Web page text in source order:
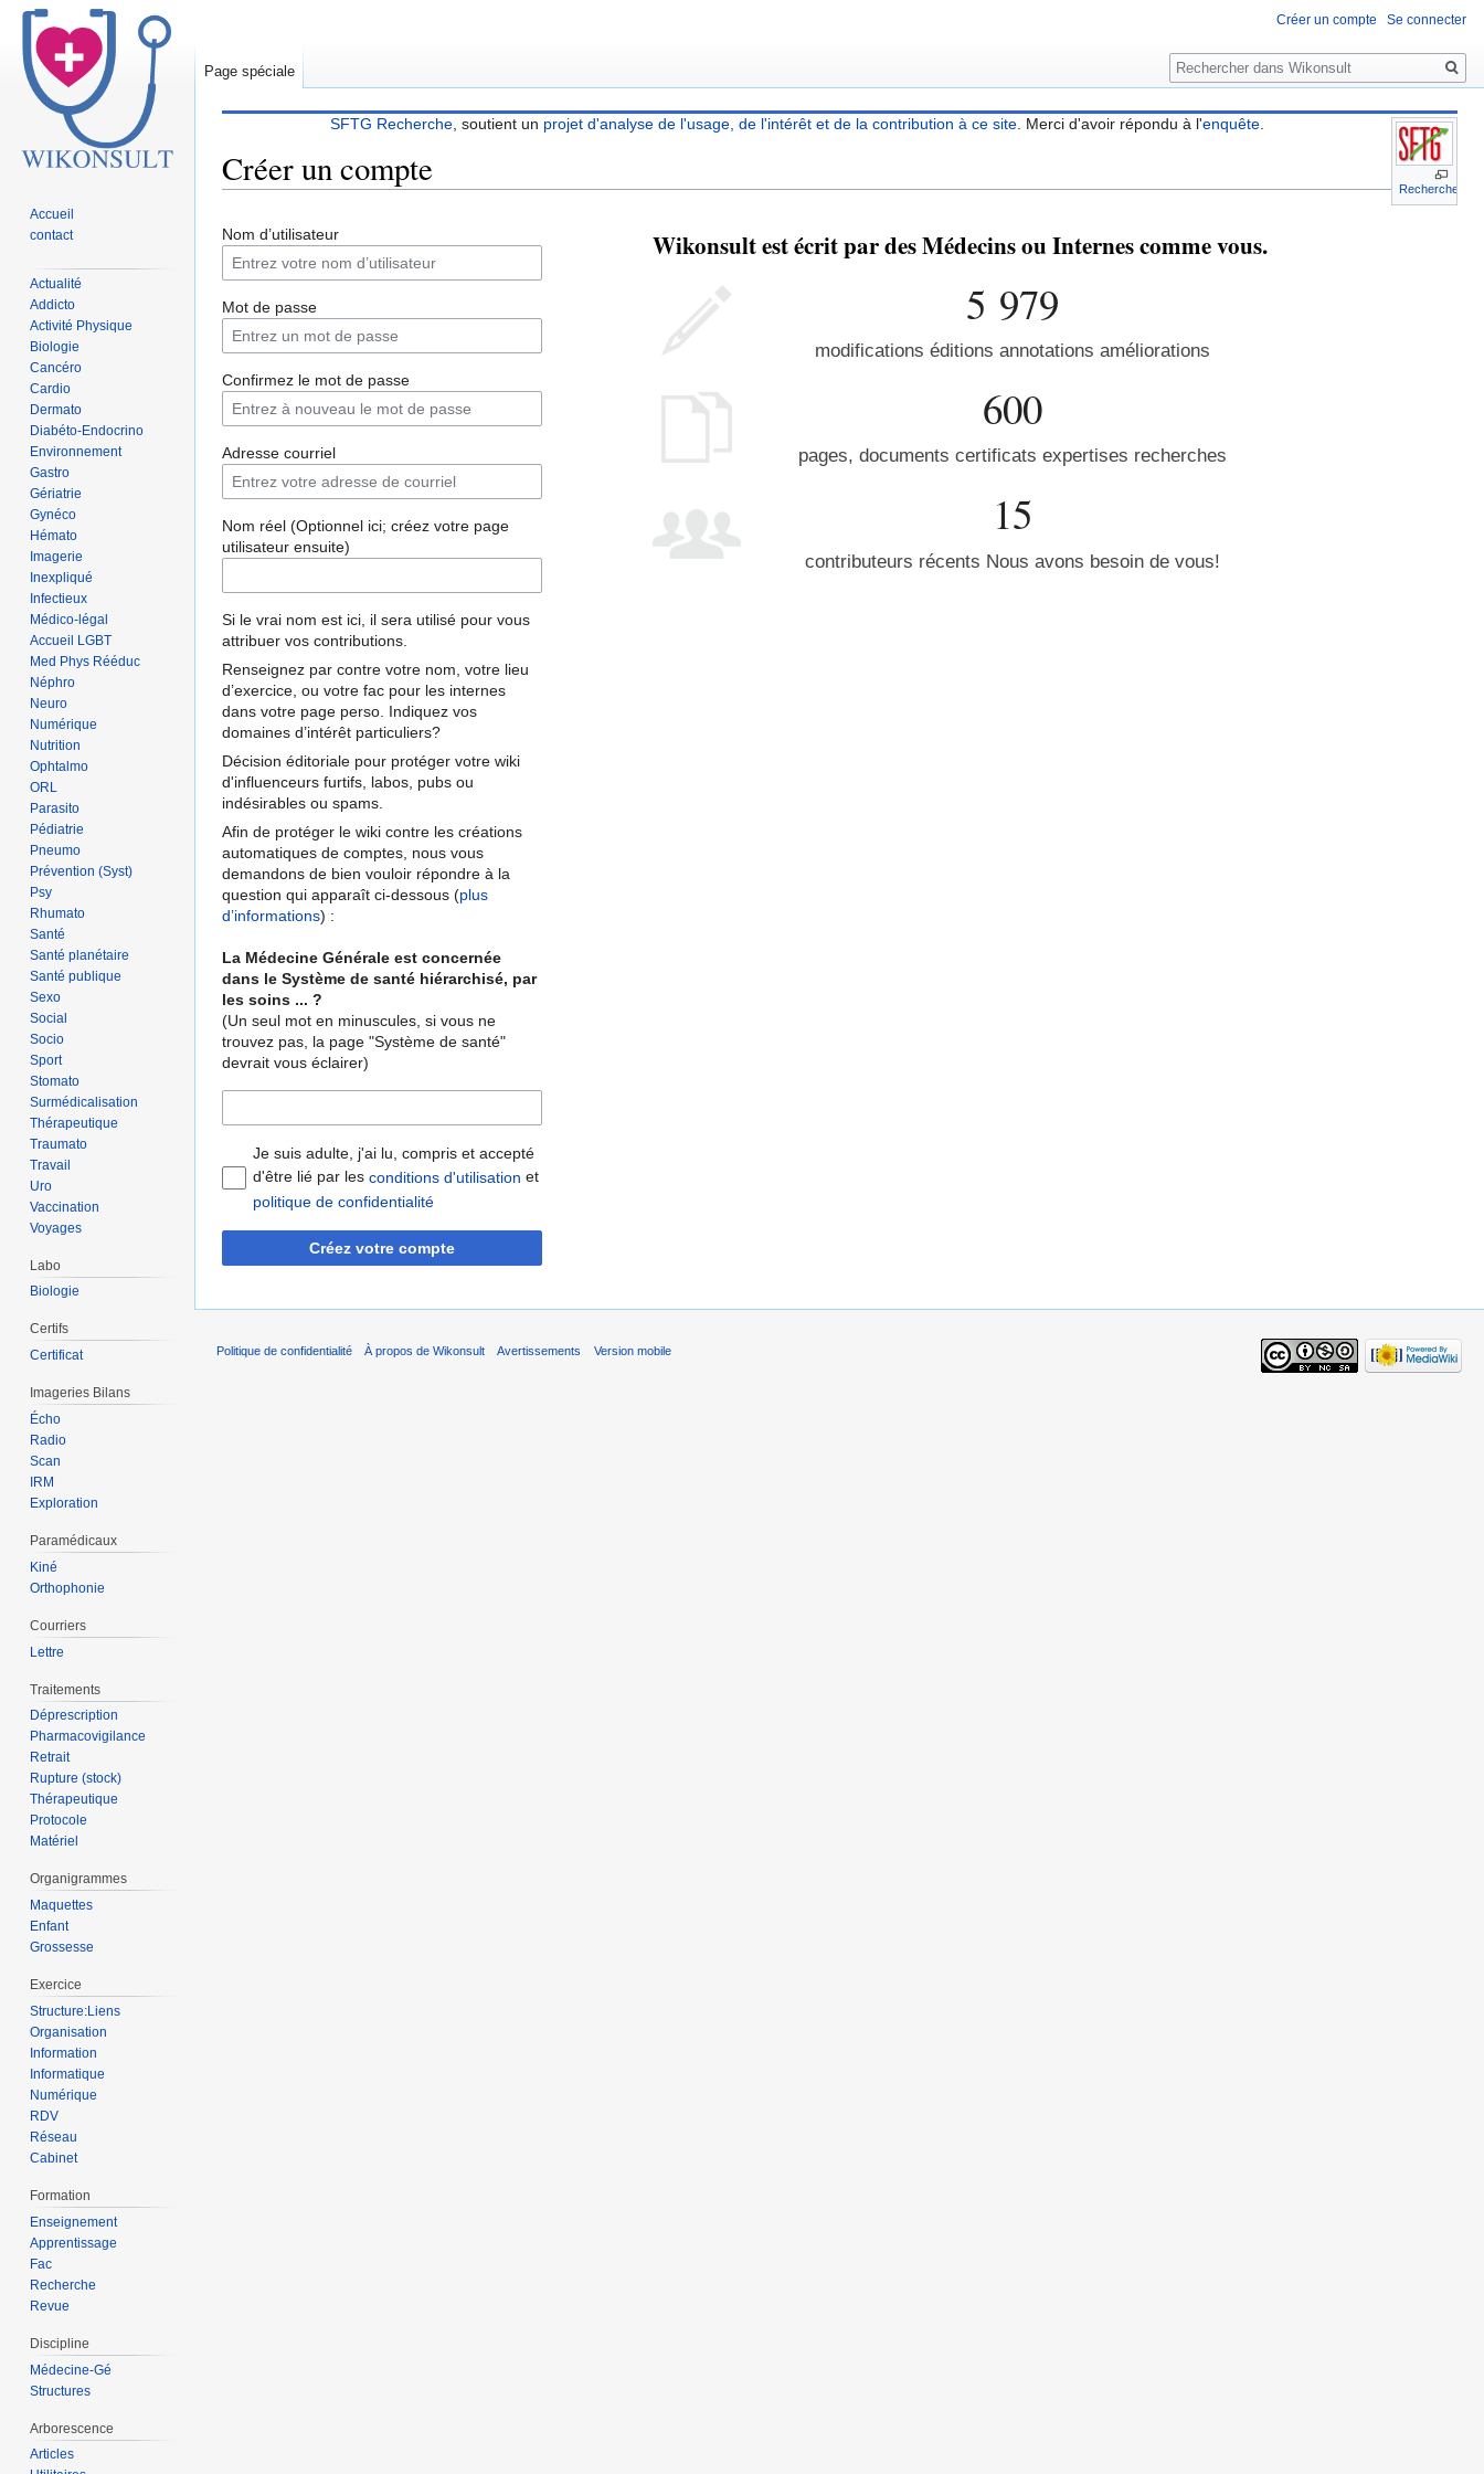
Recherche
SFTG Recherche, soutient un projet d'analyse de l'usage, de l'intérêt et de la contribution à ce site. Merci d'avoir répondu à l'enquête.
Créer un compte
à
à
Nom d’utilisateur
Mot de passe
Confirmez le mot de passe
Adresse courriel
Nom réel (Optionnel ici; créez votre page
utilisateur ensuite)
Si le vrai nom est ici, il sera utilisé pour vous
attribuer vos contributions.
Renseignez par contre votre nom, votre lieu
d’exercice, ou votre fac pour les internes
dans votre page perso. Indiquez vos
domaines d’intérêt particuliers?
Décision éditoriale pour protéger votre wiki
d'influenceurs furtifs, labos, pubs ou
indésirables ou spams.
Afin de protéger le wiki contre les créations
automatiques de comptes, nous vous
demandons de bien vouloir répondre à la
question qui apparaît ci-dessous (plus
d’informations) :
La Médecine Générale est concernée
dans le Système de santé hiérarchisé, par
les soins ... ?
(Un seul mot en minuscules, si vous ne
trouvez pas, la page "Système de santé"
devrait vous éclairer)
Je suis adulte, j'ai lu, compris et accepté
d'être lié par les conditions d'utilisation et
politique de confidentialité
Créez votre compte
Wikonsult est écrit par des Médecins ou Internes comme vous.
5 979
modifications éditions annotations améliorations
600
pages, documents certificats expertises recherches
15
contributeurs récents Nous avons besoin de vous!
Créer un compte Se connecter
Page spéciale
Rechercher
Accueil
contact
Actualité
Addicto
Activité Physique
Biologie
Cancéro
Cardio
Dermato
Diabéto-Endocrino
Environnement
Gastro
Gériatrie
Gynéco
Hémato
Imagerie
Inexpliqué
Infectieux
Médico-légal
Accueil LGBT
Med Phys Rééduc
Néphro
Neuro
Numérique
Nutrition
Ophtalmo
ORL
Parasito
Pédiatrie
Pneumo
Prévention (Syst)
Psy
Rhumato
Santé
Santé planétaire
Santé publique
Sexo
Social
Socio
Sport
Stomato
Surmédicalisation
Thérapeutique
Traumato
Travail
Uro
Vaccination
Voyages
Labo
Biologie
Certifs
Certificat
Imageries Bilans
Écho
Radio
Scan
IRM
Exploration
Paramédicaux
Kiné
Orthophonie
Courriers
Lettre
Traitements
Déprescription
Pharmacovigilance
Retrait
Rupture (stock)
Thérapeutique
Protocole
Matériel
Organigrammes
Maquettes
Enfant
Grossesse
Exercice
Structure:Liens
Organisation
Information
Informatique
Numérique
RDV
Réseau
Cabinet
Formation
Enseignement
Apprentissage
Fac
Recherche
Revue
Discipline
Médecine-Gé
Structures
Arborescence
Articles
Politique de confidentialité À propos de Wikonsult Avertissements Version mobile